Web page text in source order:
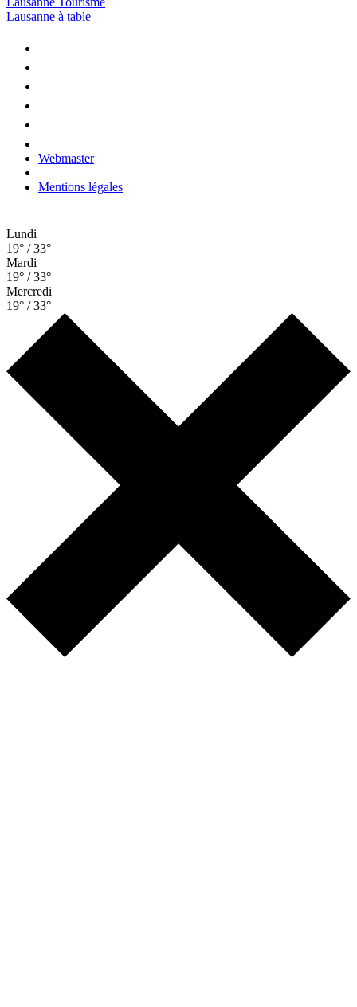
Lausanne à table
Webmaster
–
Mentions légales
Lundi
19° / 33°
Mardi
19° / 33°
Mercredi
19° / 33°